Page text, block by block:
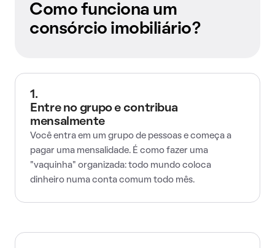
Como funciona um
consórcio imobiliário?
1.
Entre no grupo e contribua
mensalmente
Você entra em um grupo de pessoas e começa a
pagar uma mensalidade. É como fazer uma
"vaquinha" organizada: todo mundo coloca
dinheiro numa conta comum todo mês.